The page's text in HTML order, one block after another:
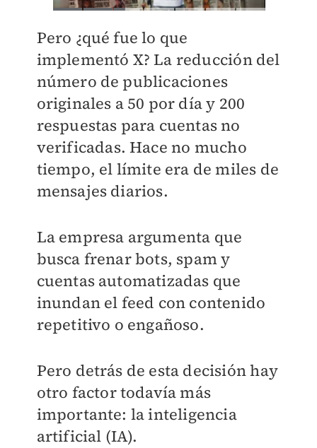
Pero ¿qué fue lo que
implementó X? La reducción del
número de publicaciones
originales a 50 por día y 200
respuestas para cuentas no
verificadas. Hace no mucho
tiempo, el límite era de miles de
mensajes diarios.
La empresa argumenta que
busca frenar bots, spam y
cuentas automatizadas que
inundan el feed con contenido
repetitivo o engañoso.
Pero detrás de esta decisión hay
otro factor todavía más
importante: la inteligencia
artificial (IA).